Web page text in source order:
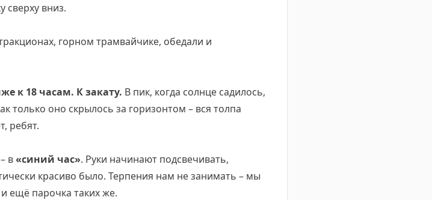
сверху вниз.
горном трамвайчике, обедали и
к 18 часам. К закату. В пик, когда солнце садилось,
только оно скрылось за горизонтом – вся толпа
ребят.
в«синий час». Руки начинают подсвечивать,
красиво было. Терпения нам не занимать – мы
ещё парочка таких же.